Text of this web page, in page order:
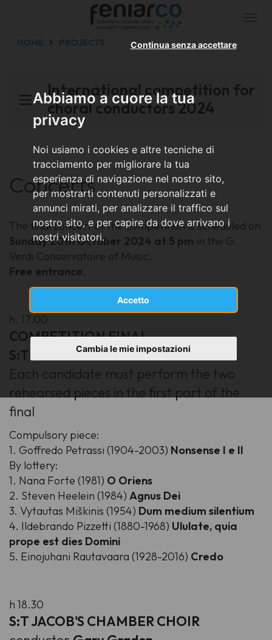
Abbiamo a cuore la tua
privacy
Noi usiamo i cookies e altre tecniche di
tracciamento per migliorare la tua
esperienza di navigazione nel nostro sito,
per mostrarti contenuti personalizzati e
annunci mirati, per analizzare il traffico sul
nostro sito, e per capire da dove arrivano i
nostri visitatori.
Accetto
Continua senza accettare
Cambia le mie impostazioni
HOME PROJECTS
International competition for
choral conductors 2024
Concerts
The final concert of the competition is scheduled on
Sunday 20th October 2024 at 5 pm in the G.
Verdi Conservatoire of Music.
Free entrance.
h. 17.00
COMPETITION FINAL
S:T JACOBS CHAMBER CHOIR
Each candidate must perform the two
rehearsed pieces in the first part of the
final
Compulsory piece:
1. Goffredo Petrassi (1904-2003) Nonsense I e II
By lottery:
1. Nana Forte (1981) O Oriens
2. Steven Heelein (1984) Agnus Dei
3. Vytautas Miškinis (1954) Dum medium silentium
4. Ildebrando Pizzetti (1880-1968) Ululate, quia
prope est dies Domini
5. Einojuhani Rautavaara (1928-2016) Credo
h 18.30
S:T JACOB'S CHAMBER CHOIR